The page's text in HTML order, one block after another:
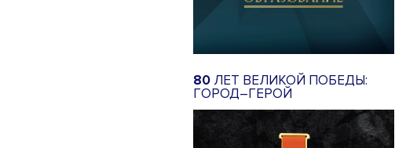
80 ЛЕТ ВЕЛИКОЙ ПОБЕДЫ:
ГОРОД–ГЕРОЙ